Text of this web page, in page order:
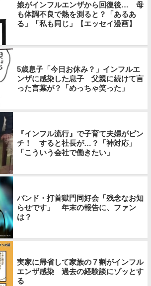
娘がインフルエンザから回復後… 母
も体調不良で熱を測ると？「あるあ
る」「私も同じ」【エッセイ漫画】
5歳息子「今日お休み？」インフルエ
ンザに感染した息子 父親に続けて言
った言葉が？「めっちゃ笑った」
『インフル流行』で子育て夫婦がピン
チ！ すると社長が…？「神対応」
「こういう会社で働きたい」
バンド・打首獄門同好会「残念なお知
らせです」 年末の報告に、ファン
は？
実家に帰省して家族の７割がインフル
エンザ感染 過去の経験談にゾッとす
る